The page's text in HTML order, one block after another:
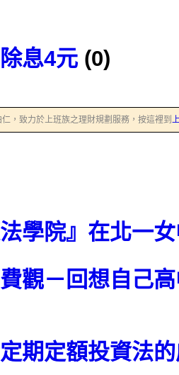
，致力於上班族之理財規劃服務，按這裡到
息4元 (0)
法學院』在北一
觀－回想自己
期定額投資法